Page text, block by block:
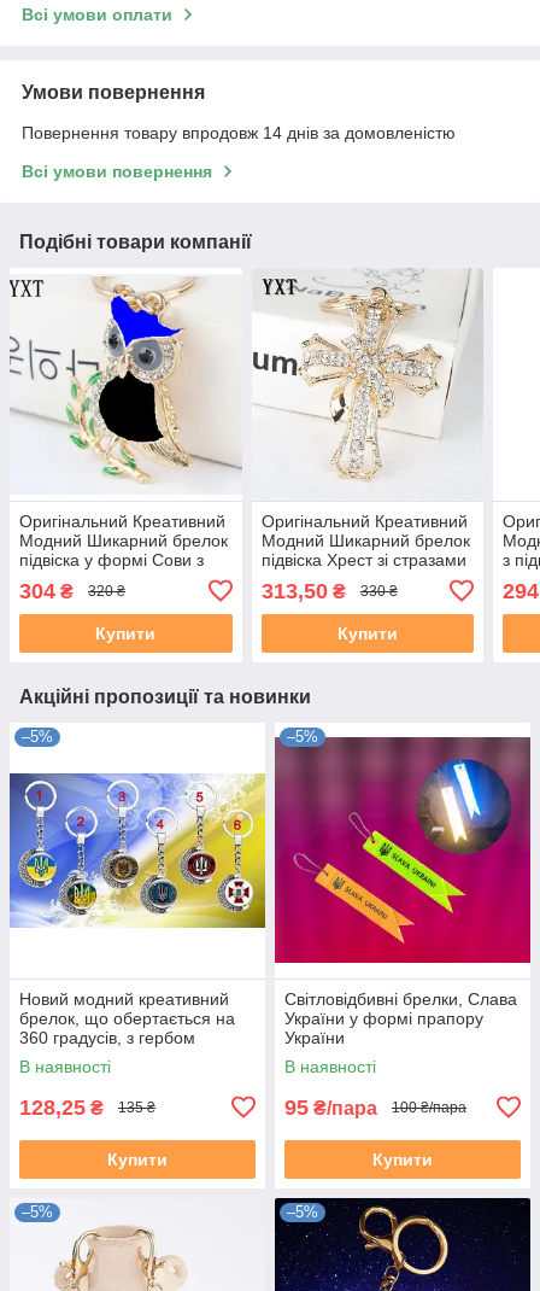
Всі умови оплати
Умови повернення
Повернення товару впродовж 14 днів за домовленістю
Всі умови повернення
Подібні товари компанії
Оригінальний Креативний
Модний Шикарний брелок
підвіска у формі Сови з
304 ₴ 320 ₴
Купити
Оригінальний Креативний
Модний Шикарний брелок
підвіска Хрест зі стразами
313,50₴ 330 ₴
Купити
з
Акційні пропозиції та новинки
–5%
Новий модний креативний
брелок, що обертається на
360 градусів, з гербом
символом України Тризубця
В наявності
128,25 ₴ 135 ₴
Купити
–5%
Світловідбивні брелки, Слава
України у формі прапору
України
В наявності
95 ₴/пара 100 ₴/пара
Купити
–5% –5%